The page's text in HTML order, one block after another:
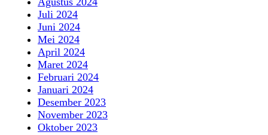
Juli 2024
Juni 2024
Mei 2024
April 2024
Maret 2024
Februari 2024
Januari 2024
Desember 2023
November 2023
Oktober 2023